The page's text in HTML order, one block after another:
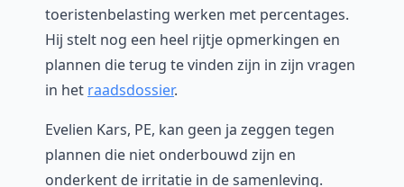
toeristenbelasting werken met percentages.
Hij stelt nog een heel rijtje opmerkingen en
plannen die terug te vinden zijn in zijn vragen
in het raadsdossier.
Evelien Kars, PE, kan geen ja zeggen tegen
plannen die niet onderbouwd zijn en
onderkent de irritatie in de samenleving.